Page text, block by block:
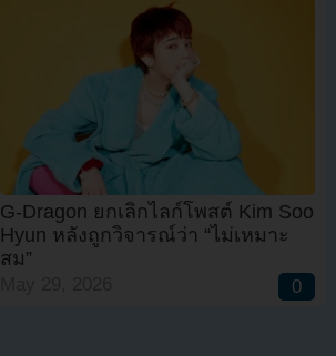
G-Dragon ยกเลิกไลก์โพสต์ Kim Soo
Hyun หลังถูกวิจารณ์ว่า “ไม่เหมาะ
สม”
0